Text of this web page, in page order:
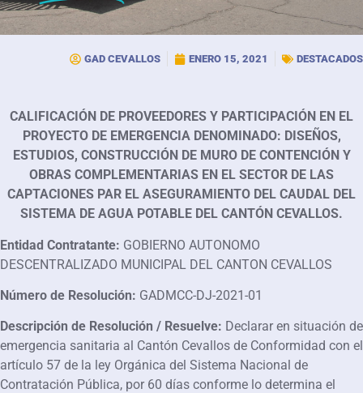
GAD CEVALLOS ENERO 15, 2021 DESTACADOS
CALIFICACIÓN DE PROVEEDORES Y PARTICIPACIÓN EN EL
PROYECTO DE EMERGENCIA DENOMINADO: DISEÑOS,
ESTUDIOS, CONSTRUCCIÓN DE MURO DE CONTENCIÓN Y
OBRAS COMPLEMENTARIAS EN EL SECTOR DE LAS
CAPTACIONES PAR EL ASEGURAMIENTO DEL CAUDAL DEL
SISTEMA DE AGUA POTABLE DEL CANTÓN CEVALLOS.
Entidad Contratante: GOBIERNO AUTONOMO
DESCENTRALIZADO MUNICIPAL DEL CANTON CEVALLOS
Número de Resolución: GADMCC-DJ-2021-01
Descripción de Resolución / Resuelve: Declarar en situación de
emergencia sanitaria al Cantón Cevallos de Conformidad con el
artículo 57 de la ley Orgánica del Sistema Nacional de
Contratación Pública, por 60 días conforme lo determina el